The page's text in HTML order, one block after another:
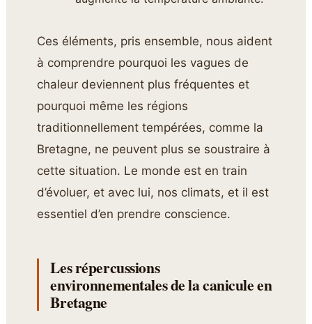
Ces éléments, pris ensemble, nous aident
à comprendre pourquoi les vagues de
chaleur deviennent plus fréquentes et
pourquoi même les régions
traditionnellement tempérées, comme la
Bretagne, ne peuvent plus se soustraire à
cette situation. Le monde est en train
d’évoluer, et avec lui, nos climats, et il est
essentiel d’en prendre conscience.
Les répercussions
environnementales de la canicule en
Bretagne